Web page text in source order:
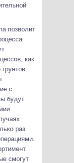
позволит
как
с
будут
раз
смогут